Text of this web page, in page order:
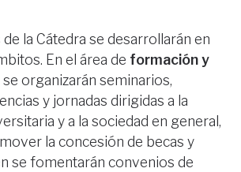
de la Cátedra se desarrollarán en
En el área de formación y
se organizarán seminarios,
y jornadas dirigidas a la
y a la sociedad en general,
la concesión de becas y
se fomentarán convenios de